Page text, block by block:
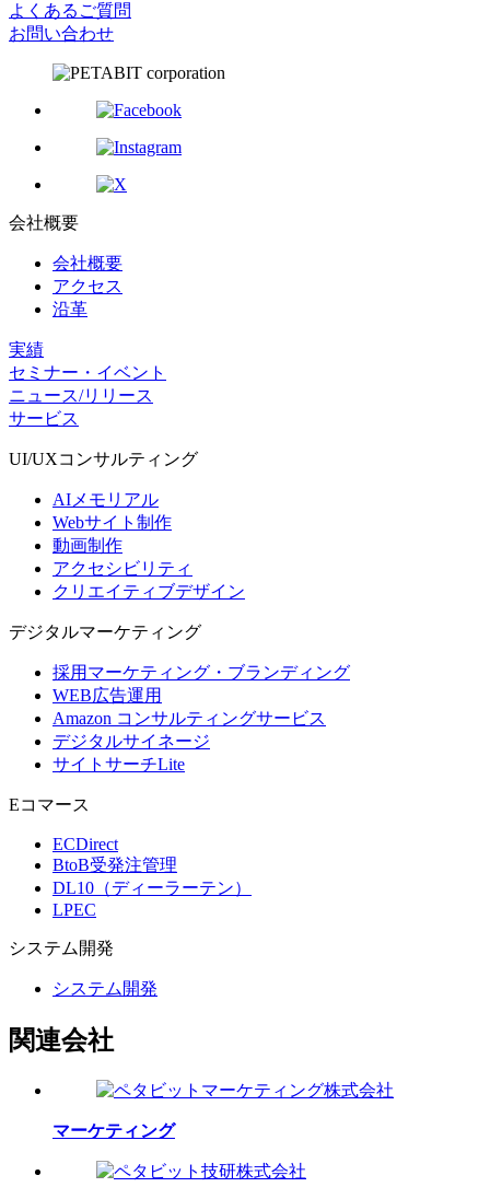
よくあるご質問
お問い合わせ
会社概要
会社概要
アクセス
沿革
実績
セミナー・イベント
ニュース/リリース
サービス
UI/UXコンサルティング
AIメモリアル
Webサイト制作
動画制作
アクセシビリティ
クリエイティブデザイン
デジタルマーケティング
採用マーケティング・ブランディング
WEB広告運用
Amazon コンサルティングサービス
デジタルサイネージ
サイトサーチLite
Eコマース
ECDirect
BtoB受発注管理
DL10（ディーラーテン）
LPEC
システム 開発
システム開発
関連会社
マーケティング